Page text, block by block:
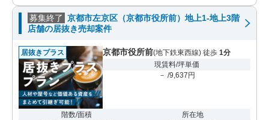
募集終了 京都市左京区（京都市役所前）地上1-地上3階
店舗の居抜き売却案件
居抜きプラス 京都市役所前(地下鉄東西線) 徒歩 1分
現賃料/坪単価
－ /9,637円
階数/面積
所在地